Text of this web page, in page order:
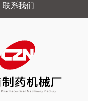
联系我们